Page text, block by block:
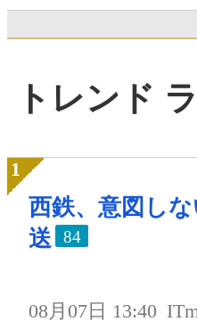
トレンド
西鉄、意図し
送
84
08月07日 13:40